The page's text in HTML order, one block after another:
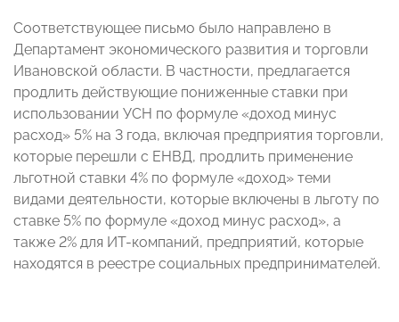
Соответствующее письмо было направлено в
Департамент экономического развития и торговли
Ивановской области. В частности, предлагается
продлить действующие пониженные ставки при
использовании УСН по формуле «доход минус
расход» 5% на 3 года, включая предприятия торговли,
которые перешли с ЕНВД, продлить применение
льготной ставки 4% по формуле «доход» теми
видами деятельности, которые включены в льготу по
ставке 5% по формуле «доход минус расход», а
также 2% для ИТ-компаний, предприятий, которые
находятся в реестре социальных предпринимателей.